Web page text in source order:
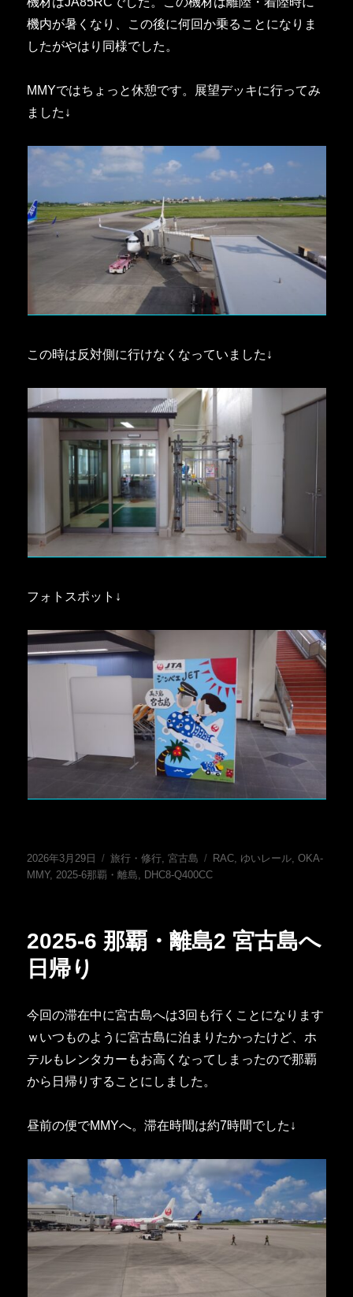
機内が暑くなり、この後に何回か乗ることになりま
したがやはり同様でした。
MMYではちょっと休憩です。展望デッキに行ってみ
ました↓
この時は反対側に行けなくなっていました↓
フォトスポット↓
投
稿
2026年3月29日
カ
テ
旅行・修行,宮古島
タ
グ
RAC, ゆいレール,OKA-
MMY,2025-6那覇・離島, DHC8-Q400CC
2025-6 那覇・離島2 宮古島へ
日帰り
今回の滞在中に宮古島へは3回も行くことになります
ｗいつものように宮古島に泊まりたかったけど、ホ
テルもレンタカーもお高くなってしまったので那覇
から日帰りすることにしました。
昼前の便でMMYへ。滞在時間は約7時間でした↓